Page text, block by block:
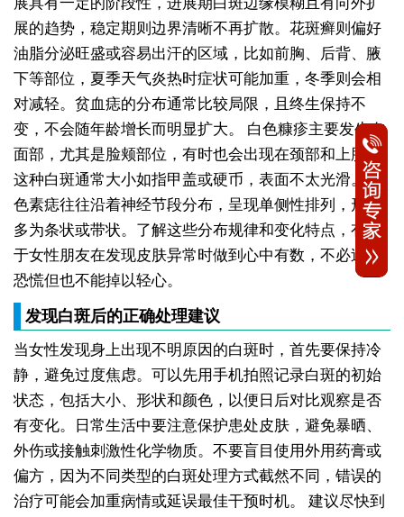
展具有一定的阶段性，进展期白斑边缘模糊且有向外扩
展的趋势，稳定期则边界清晰不再扩散。花斑癣则偏好
油脂分泌旺盛或容易出汗的区域，比如前胸、后背、腋
下等部位，夏季天气炎热时症状可能加重，冬季则会相
对减轻。贫血痣的分布通常比较局限，且终生保持不
变，不会随年龄增长而明显扩大。
白色糠疹主要发生在
面部，尤其是脸颊部位，有时也会出现在颈部和上肢。
这种白斑通常大小如指甲盖或硬币，表面不太光滑。无
色素痣往往沿着神经节段分布，呈现单侧性排列，形状
多为条状或带状。了解这些分布规律和变化特点，有助
于女性朋友在发现皮肤异常时做到心中有数，不必过度
恐慌但也不能掉以轻心。
发现白斑后的正确处理建议
当女性发现身上出现不明原因的白斑时，首先要保持冷
静，避免过度焦虑。可以先用手机拍照记录白斑的初始
状态，包括大小、形状和颜色，以便日后对比观察是否
有变化。日常生活中要注意保护患处皮肤，避免暴晒、
外伤或接触刺激性化学物质。不要盲目使用外用药膏或
偏方，因为不同类型的白斑处理方式截然不同，错误的
治疗可能会加重病情或延误最佳干预时机。
建议尽快到